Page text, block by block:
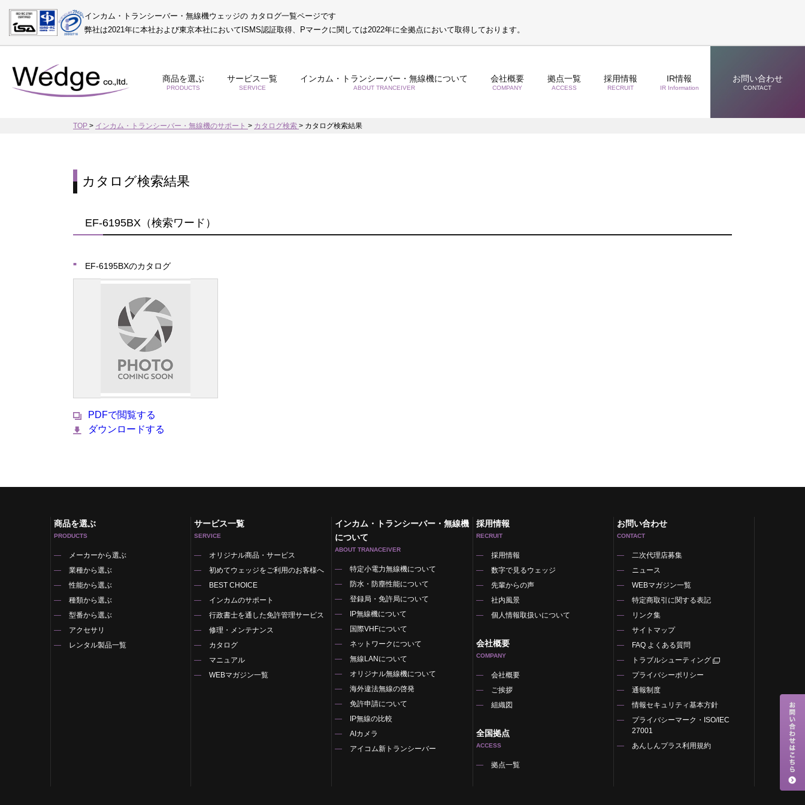
インカム・トランシーバー・無線機ウェッジの カタログ一覧ページです
弊社は2021年に本社および東京本社においてISMS認証取得、Pマークに関しては2022年に全拠点において取得しております。
商品を選ぶ
PRODUCTS
サービス一覧
SERVICE
インカム・トランシーバー・無線機について
ABOUT TRANCEIVER
会社概要
COMPANY
拠点一覧
ACCESS
採用情報
RECRUIT
IR情報
IR Information
お問い合わせ
CONTACT
TOP > インカム・トランシーバー・無線機のサポート > カタログ検索 > カタログ検索結果
カタログ検索結果
EF-6195BX（検索ワード）
EF-6195BXのカタログ
PDFで閲覧する
ダウンロードする
商品を選ぶ
PRODUCTS
メーカーから選ぶ
業種から選ぶ
性能から選ぶ
種類から選ぶ
型番から選ぶ
アクセサリ
レンタル製品一覧
サービス一覧
SERVICE
オリジナル商品・サービス
初めてウェッジをご利用のお客様へ
BEST CHOICE
インカムのサポート
行政書士を通した免許管理サービス
修理・メンテナンス
カタログ
マニュアル
WEBマガジン一覧
インカム・トランシーバー・無線機
について
ABOUT TRANACEIVER
特定小電力無線機について
防水・防塵性能について
登録局・免許局について
IP無線機について
国際VHFについて
ネットワークについて
無線LANについて
オリジナル無線機について
海外違法無線の啓発
免許申請について
IP無線の比較
AIカメラ
アイコム新トランシーバー
採用情報
RECRUIT
採用情報
数字で見るウェッジ
先輩からの声
社内風景
個人情報取扱いについて
会社概要
COMPANY
会社概要
ご挨拶
組織図
全国拠点
ACCESS
拠点一覧
お問い合わせ
CONTACT
二次代理店募集
ニュース
WEBマガジン一覧
特定商取引に関する表記
リンク集
サイトマップ
FAQ よくある質問
トラブルシューティング
プライバシーポリシー
通報制度
情報セキュリティ基本方針
プライバシーマーク・ISO/IEC
27001
あんしんプラス利用規約